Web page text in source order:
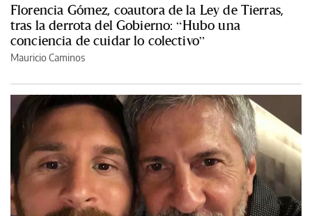
Florencia Gómez, coautora de la Ley de Tierras,
tras la derrota del Gobierno: “Hubo una
conciencia de cuidar lo colectivo”
Mauricio Caminos